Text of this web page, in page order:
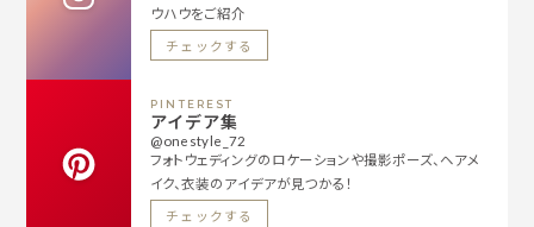
ウハウをご紹介
チェックする
PINTEREST
アイデア集
@onestyle_72
フォトウェディングのロケーションや撮影ポーズ、ヘアメ
イク、衣装のアイデアが見つかる！
チェックする